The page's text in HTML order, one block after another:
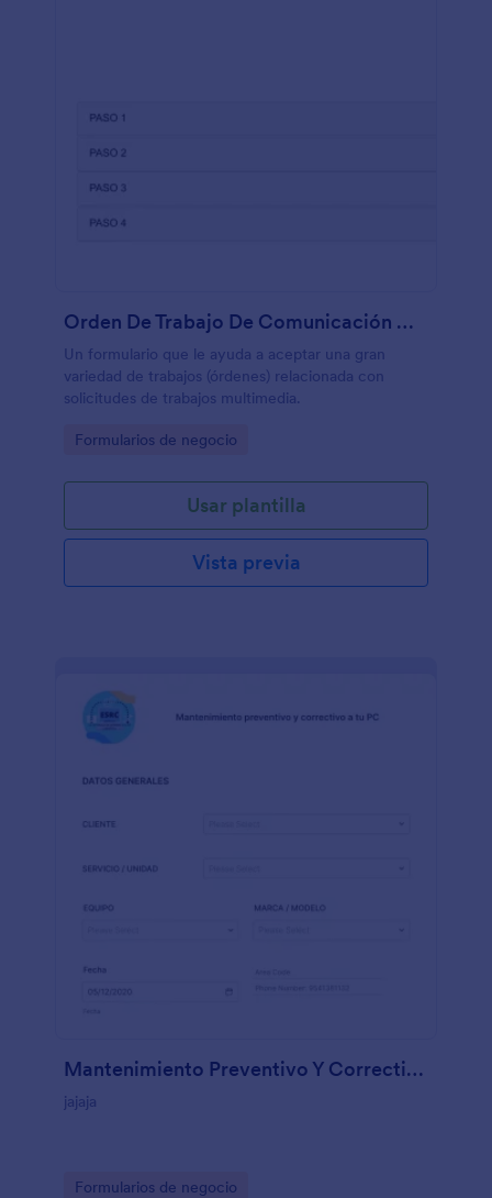
Orden De Trabajo De Comunicación Gráfica Y Multimedia
Un formulario que le ayuda a aceptar una gran
variedad de trabajos (órdenes) relacionada con
solicitudes de trabajos multimedia.
Go to Category:
Formularios de negocio
Usar plantilla
Vista previa
Mantenimiento Preventivo Y Correctivo De Tu Pc
jajaja
Go to Category:
Formularios de negocio